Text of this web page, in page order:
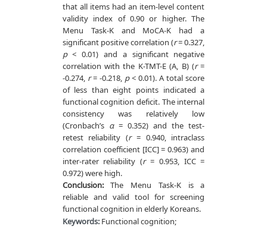
that all items had an item-level content
validity index of 0.90 or higher. The
Menu Task-K and MoCA-K had a
significant positive correlation (r= 0.327,
p< 0.01) and a significant negative
correlation with the K-TMT-E (A, B) (r=
-0.274, r= -0.218, p< 0.01). A total score
of less than eight points indicated a
functional cognition deficit. The internal
consistency was relatively low
(Cronbach’s α= 0.352) and the test-
retest reliability (r= 0.940, intraclass
correlation coefficient [ICC] = 0.963) and
inter-rater reliability (r= 0.953, ICC =
0.972) were high.
Conclusion:The Menu Task-K is a
reliable and valid tool for screening
functional cognition in elderly Koreans.
Keywords: Functional cognition;